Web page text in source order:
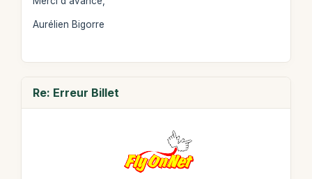
Aurélien Bigorre
Re: Erreur Billet